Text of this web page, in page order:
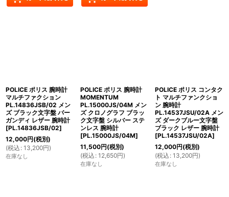
POLICE ポリス 腕時計
マルチファクション
PL.14836JSB/02 メン
ズ ブラック文字盤 バー
ガンディ レザー 腕時計
[PL.14836JSB/02]
12,000円(税別)
(税込 : 13,200円)
在庫なし
POLICE ポリス 腕時計
MOMENTUM
PL.15000JS/04M メン
ズ クロノグラフ ブラッ
ク文字盤 シルバー ステ
ンレス 腕時計
[PL.15000JS/04M]
11,500円(税別)
(税込 : 12,650円)
在庫なし
POLICE ポリス コンタク
ト マルチファンクショ
ン 腕時計
PL.14537JSU/02A メン
ズ ダークブルー文字盤
ブラック レザー 腕時計
[PL.14537JSU/02A]
12,000円(税別)
(税込 : 13,200円)
在庫なし